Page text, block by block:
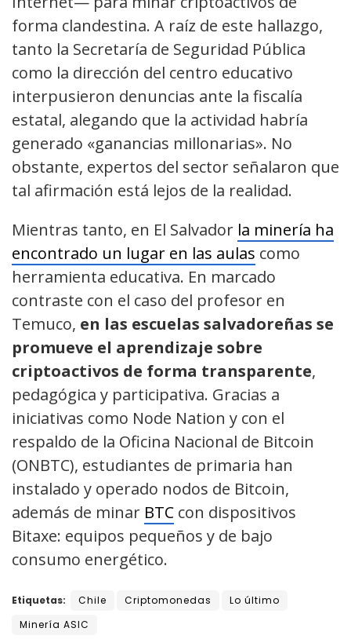
forma clandestina. A raíz de este hallazgo,
tanto la Secretaría de Seguridad Pública
como la dirección del centro educativo
interpusieron denuncias ante la fiscalía
estatal, alegando que la actividad habría
generado «ganancias millonarias». No
obstante, expertos del sector señalaron que
tal afirmación está lejos de la realidad.
Mientras tanto, en El Salvador la minería ha
encontrado un lugar en las aulas como
herramienta educativa. En marcado
contraste con el caso del profesor en
Temuco, en las escuelas salvadoreñas se
promueve el aprendizaje sobre
criptoactivos de forma transparente,
pedagógica y participativa. Gracias a
iniciativas como Node Nation y con el
respaldo de la Oficina Nacional de Bitcoin
(ONBTC), estudiantes de primaria han
instalado y operado nodos de Bitcoin,
además de minar BTC con dispositivos
Bitaxe: equipos pequeños y de bajo
consumo energético.
Etiquetas: Chile Criptomonedas
Lo último
Minería ASIC